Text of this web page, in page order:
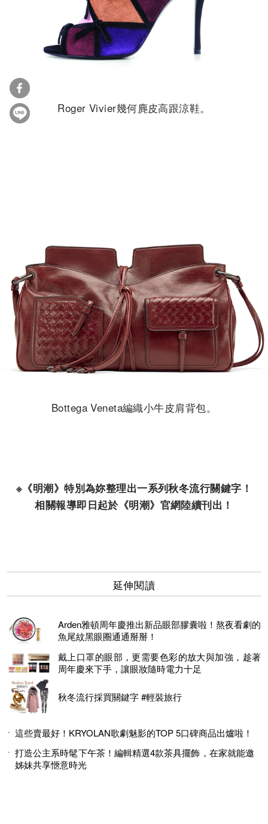
Roger Vivier幾何麂皮高跟涼鞋。
Bottega Veneta編織小牛皮肩背包。
※《明潮》特別為妳整理出一系列秋冬流行關鍵字！
相關報導即日起於《明潮》官網陸續刊出！
延伸閱讀
Arden雅頓周年慶推出新品眼部膠囊啦！熬夜看劇的
魚尾紋黑眼圈通通掰掰！
戴上口罩的眼部，更需要色彩的放大與加強，趁著
周年慶來下手，讓眼妝隨時電力十足
秋冬流行採買關鍵字 #輕裝旅行
這些賣最好！KRYOLAN歌劇魅影的TOP 5口碑商品出爐啦！
打造公主系時髦下午茶！編輯精選4款茶具擺飾，在家就能邀
姊妹共享愜意時光